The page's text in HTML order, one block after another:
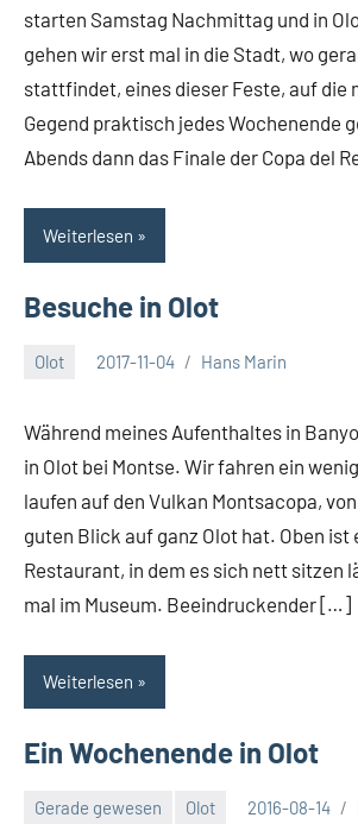
starten Samstag Nachmittag und in
gehen wir erst mal in die Stadt, wo
stattfindet, eines dieser Feste, auf die
Gegend praktisch jedes Wochenende
Abends dann das Finale der Copa del
Weiterlesen
Besuche in Olot
Olot 2017-11-04 Hans Marin
Während meines Aufenthaltes in
in Olot bei Montse. Wir fahren ein
laufen auf den Vulkan Montsacopa,
guten Blick auf ganz Olot hat. Oben ist
Restaurant, in dem es sich nett sitzen
mal im Museum. Beeindruckender […]
Weiterlesen
Ein Wochenende in Olot
Gerade gewesen Olot 2016-08-14